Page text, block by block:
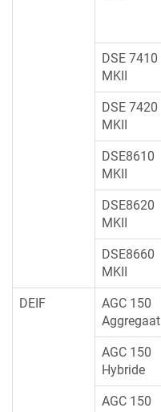
DSE 7410
MKII
DSE 7420
MKII
DSE8610
MKII
DSE8620
MKII
DSE8660
MKII
DEIF
AGC 150
Aggregaat
AGC 150
Hybride
AGC 150